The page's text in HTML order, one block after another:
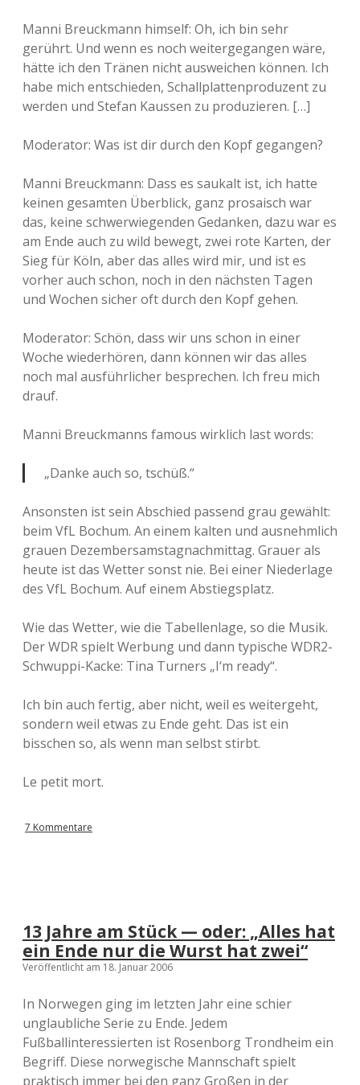
Manni Breuckmann himself: Oh, ich bin sehr
gerührt. Und wenn es noch weitergegangen wäre,
hätte ich den Tränen nicht ausweichen können. Ich
habe mich entschieden, Schallplattenproduzent zu
werden und Stefan Kaussen zu produzieren. […]
Moderator: Was ist dir durch den Kopf gegangen?
Manni Breuckmann: Dass es saukalt ist, ich hatte
keinen gesamten Überblick, ganz prosaisch war
das, keine schwerwiegenden Gedanken, dazu war es
am Ende auch zu wild bewegt, zwei rote Karten, der
Sieg für Köln, aber das alles wird mir, und ist es
vorher auch schon, noch in den nächsten Tagen
und Wochen sicher oft durch den Kopf gehen.
Moderator: Schön, dass wir uns schon in einer
Woche wiederhören, dann können wir das alles
noch mal ausführlicher besprechen. Ich freu mich
drauf.
Manni Breuckmanns famous wirklich last words:
„Danke auch so, tschüß.“
Ansonsten ist sein Abschied passend grau gewählt:
beim VfL Bochum. An einem kalten und ausnehmlich
grauen Dezembersamstagnachmittag. Grauer als
heute ist das Wetter sonst nie. Bei einer Niederlage
des VfL Bochum. Auf einem Abstiegsplatz.
Wie das Wetter, wie die Tabellenlage, so die Musik.
Der WDR spielt Werbung und dann typische WDR2-
Schwuppi-Kacke: Tina Turners „I‘m ready“.
Ich bin auch fertig, aber nicht, weil es weitergeht,
sondern weil etwas zu Ende geht. Das ist ein
bisschen so, als wenn man selbst stirbt.
Le petit mort.
7 Kommentare
13 Jahre am Stück — oder: „Alles hat
ein Ende nur die Wurst hat zwei“
Veröffentlicht am 18. Januar 2006
In Norwegen ging im letzten Jahr eine schier
unglaubliche Serie zu Ende. Jedem
Fußballinteressierten ist Rosenborg Trondheim ein
Begriff. Diese norwegische Mannschaft spielt
praktisch immer bei den ganz Großen in der